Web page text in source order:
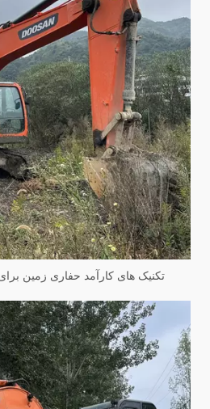
تکنیک های کارآمد حفاری زمین